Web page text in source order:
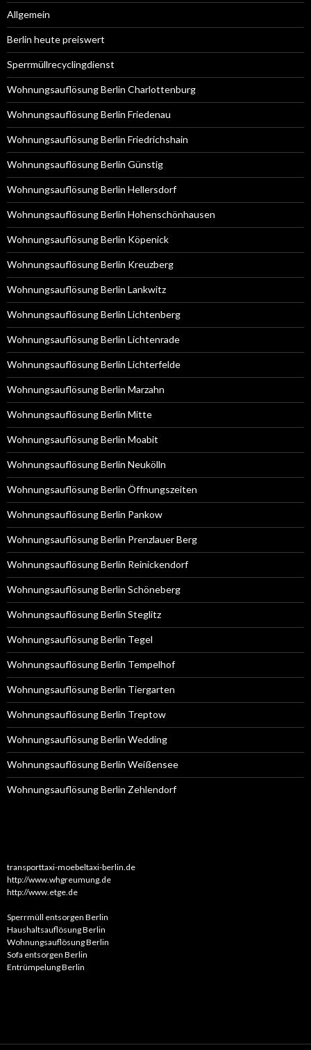
Allgemein
Berlin heute preiswert
Sperrmüllrecyclingdienst
Wohnungsauflösung Berlin Charlottenburg
Wohnungsauflösung Berlin Friedenau
Wohnungsauflösung Berlin Friedrichshain
Wohnungsauflösung Berlin Günstig
Wohnungsauflösung Berlin Hellersdorf
Wohnungsauflösung Berlin Hohenschönhausen
Wohnungsauflösung Berlin Köpenick
Wohnungsauflösung Berlin Kreuzberg
Wohnungsauflösung Berlin Lankwitz
Wohnungsauflösung Berlin Lichtenberg
Wohnungsauflösung Berlin Lichtenrade
Wohnungsauflösung Berlin Lichterfelde
Wohnungsauflösung Berlin Marzahn
Wohnungsauflösung Berlin Mitte
Wohnungsauflösung Berlin Moabit
Wohnungsauflösung Berlin Neukölln
Wohnungsauflösung Berlin Öffnungszeiten
Wohnungsauflösung Berlin Pankow
Wohnungsauflösung Berlin Prenzlauer Berg
Wohnungsauflösung Berlin Reinickendorf
Wohnungsauflösung Berlin Schöneberg
Wohnungsauflösung Berlin Steglitz
Wohnungsauflösung Berlin Tegel
Wohnungsauflösung Berlin Tempelhof
Wohnungsauflösung Berlin Tiergarten
Wohnungsauflösung Berlin Treptow
Wohnungsauflösung Berlin Wedding
Wohnungsauflösung Berlin Weißensee
Wohnungsauflösung Berlin Zehlendorf
transporttaxi-moebeltaxi-berlin.de
http://www.whgreumung.de
http://www.etge.de
Sperrmüll entsorgen Berlin
Haushaltsauflösung Berlin
Wohnungsauflösung Berlin
Sofa entsorgen Berlin
Entrümpelung Berlin